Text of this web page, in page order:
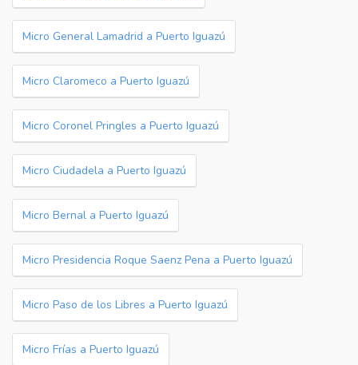
Micro General Lamadrid a Puerto Iguazú
Micro Claromeco a Puerto Iguazú
Micro Coronel Pringles a Puerto Iguazú
Micro Ciudadela a Puerto Iguazú
Micro Bernal a Puerto Iguazú
Micro Presidencia Roque Saenz Pena a Puerto Iguazú
Micro Paso de los Libres a Puerto Iguazú
Micro Frías a Puerto Iguazú